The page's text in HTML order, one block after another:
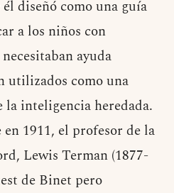
diseñó como una guía
a los niños con
ayuda
utilizados como una
inteligencia heredada.
1911, el profesor de la
Lewis Terman (1877-
de Binet pero